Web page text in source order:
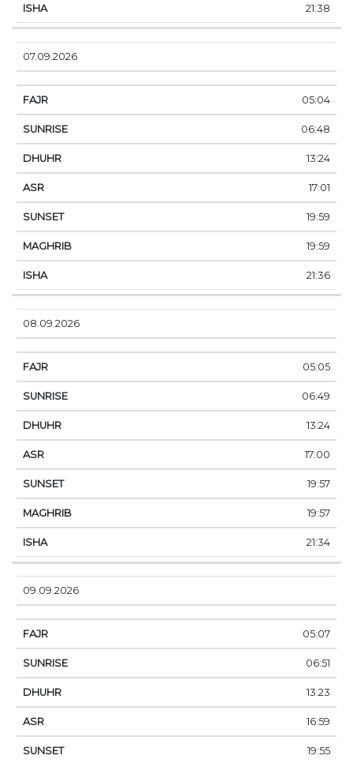
21:38
07.09.2026
05:04
06:48
13:24
17:01
19:59
19:59
21:36
08.09.2026
05:05
06:49
13:24
17:00
19:57
19:57
21:34
09.09.2026
05:07
06:51
13:23
16:59
19:55